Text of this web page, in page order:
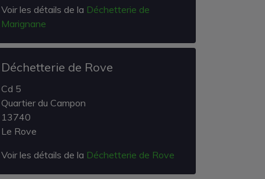
Voir les détails de la Déchetterie de
Marignane
Déchetterie de Rove
Cd 5
Quartier du Campon
13740
Le Rove
Voir les détails de la Déchetterie de Rove